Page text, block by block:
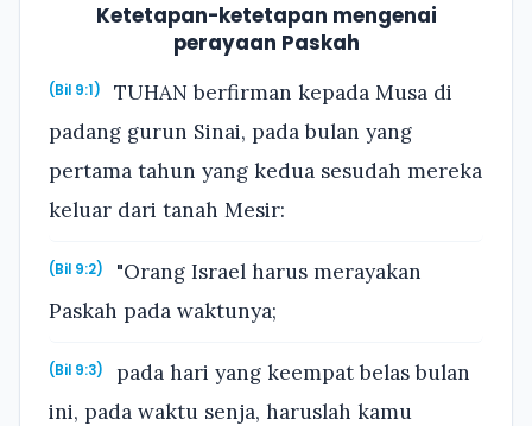
Ketetapan-ketetapan mengenai
perayaan Paskah
(Bil 9:1)
TUHAN berfirman kepada Musa di
padang gurun Sinai, pada bulan yang
pertama tahun yang kedua sesudah mereka
keluar dari tanah Mesir:
(Bil 9:2)
"Orang Israel harus merayakan
Paskah pada waktunya;
(Bil 9:3)
pada hari yang keempat belas bulan
ini, pada waktu senja, haruslah kamu